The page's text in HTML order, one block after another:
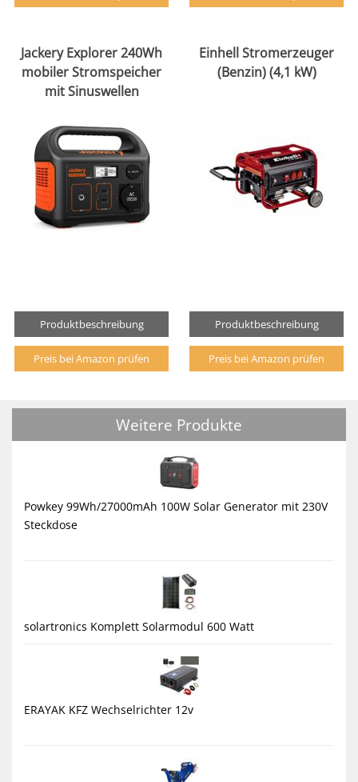
Jackery Explorer 240Wh
mobiler Stromspeicher
mit Sinuswellen
Produktbeschreibung
Preis bei Amazon prüfen
Einhell Stromerzeuger
(Benzin) (4,1 kW)
Produktbeschreibung
Preis bei Amazon prüfen
Weitere Produkte
Powkey 99Wh/27000mAh 100W Solar Generator mit 230V
Steckdose
solartronics Komplett Solarmodul 600 Watt
ERAYAK KFZ Wechselrichter 12v